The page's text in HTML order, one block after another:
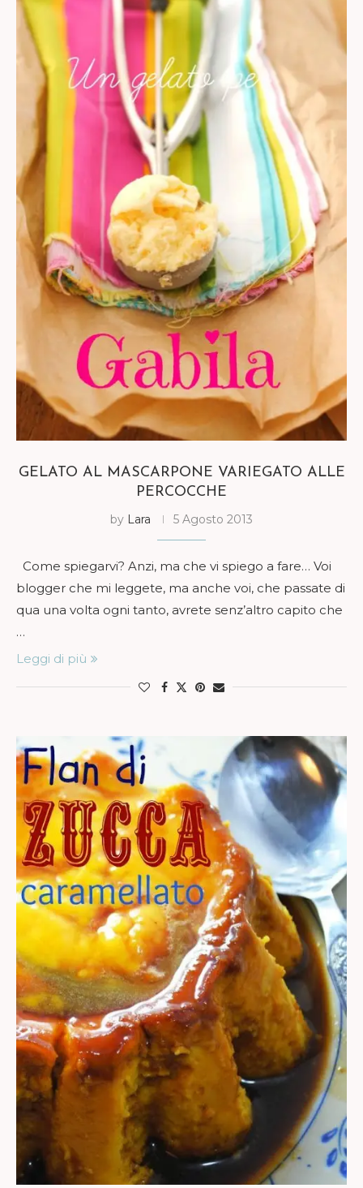
GELATO AL MASCARPONE VARIEGATO ALLE
PERCOCCHE
by Lara 5 Agosto 2013
Come spiegarvi? Anzi, ma che vi spiego a fare… Voi
blogger che mi leggete, ma anche voi, che passate di
qua una volta ogni tanto, avrete senz’altro capito che
…
Leggi di più